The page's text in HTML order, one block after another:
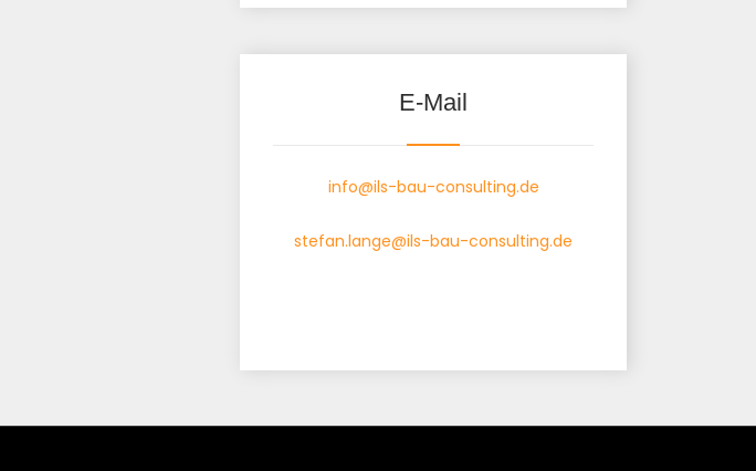
E-Mail
info@ils-bau-consulting.de
stefan.lange@ils-bau-consulting.de